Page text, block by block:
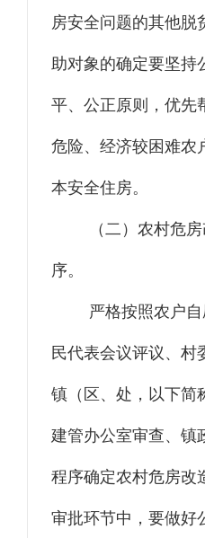
房安全问题的其他脱
助对象的确定要坚持
平、公正原则，优先
危险、经济较困难农
本安全住房。
（二）农村危
序。
严格按照农户
民代表会议评议、村
镇（区、处，以下简
建管办公室审查、镇
程序确定农村危房改
审批环节中，要做好